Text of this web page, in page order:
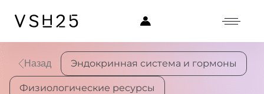
Назад Эндокринная система и гормоны
Физиологические ресурсы